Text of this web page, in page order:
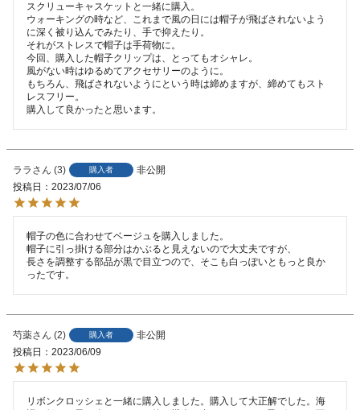
スクリューキャスケットと一緒に購入。
ウォーキングの時など、これまで風の日には帽子が飛ばされないよう
に深く被り込んでみたり、手で抑えたり。
それがストレスで帽子は手荷物に。
今回、購入した帽子クリップは、とってもオシャレ。
風がない時はゆるめてアクセサリーのように。
もちろん、飛ばされないようにという時は締めますが、締めてもスト
レスフリー。
購入して良かったと思います。
ララ 3 購入者
非公開
投稿日
2023/07/06
帽子の色に合わせてベージュを購入しました。
帽子に引っ掛ける部分はかぶると見えないので大丈夫ですが、
長さを調整する部品が黒で目立つので、そこも白っぽいともっと良か
芍薬 2 購入者
非公開
投稿日
2023/06/09
リボンクロッシェと一緒に購入しました。購入して大正解でした。海